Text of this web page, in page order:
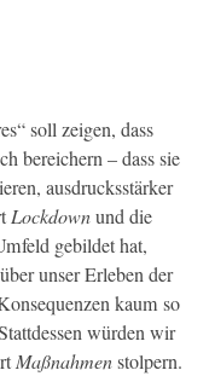
soll zeigen, dass
bere­ich­ern – dass sie
aus­drucksstärk­er
Lock­downund die
gebildet hat,
unser Erleben der
kaum so
wür­den wir
Maß­nah­menstolpern.